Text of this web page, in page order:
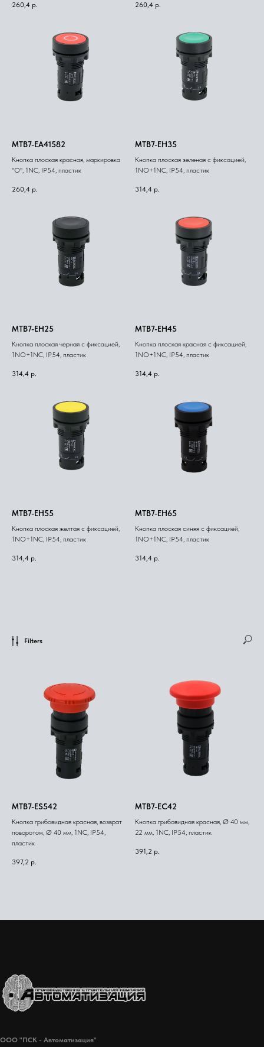
260,4 р. 260,4 р.
MTB7-EA41582
Кнопка плоская красная, маркировка
"O", 1NС, IP54, пластик
260,4 р.
MTB7-EH35
Кнопка плоская зеленая с фиксацией,
1NO+1NC, IP54, пластик
314,4 р.
MTB7-EH25
Кнопка плоская черная с фиксацией,
1NO+1NC, IP54, пластик
314,4 р.
MTB7-EH45
Кнопка плоская красная с фиксацией,
1NO+1NC, IP54, пластик
314,4 р.
MTB7-EH55
Кнопка плоская желтая с фиксацией,
1NO+1NC, IP54, пластик
314,4 р.
MTB7-EH65
Кнопка плоская синяя с фиксацией,
1NO+1NC, IP54, пластик
314,4 р.
Filters
MTB7-ES542
Кнопка грибовидная красная, возврат
поворотом, Ø 40 мм, 1NC, IP54,
пластик
397,2 р.
MTB7-EC42
Кнопка грибовидная красная, Ø 40 мм,
22 мм, 1NC, IP54, пластик
391,2 р.
ООО "ПСК - Автоматизация"